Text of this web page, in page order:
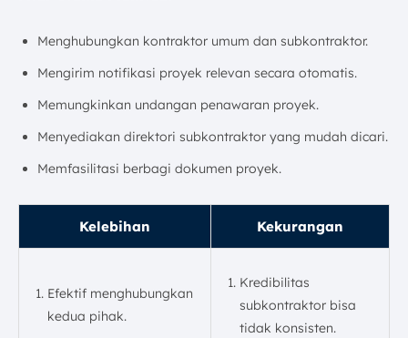
Menghubungkan kontraktor umum dan subkontraktor.
Mengirim notifikasi proyek relevan secara otomatis.
Memungkinkan undangan penawaran proyek.
Menyediakan direktori subkontraktor yang mudah dicari.
Memfasilitasi berbagi dokumen proyek.
Kelebihan Kekurangan
Efektif menghubungkan
kedua pihak.
Kredibilitas
subkontraktor bisa
tidak konsisten.